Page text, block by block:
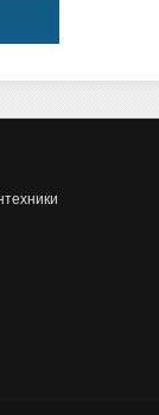
чего
также